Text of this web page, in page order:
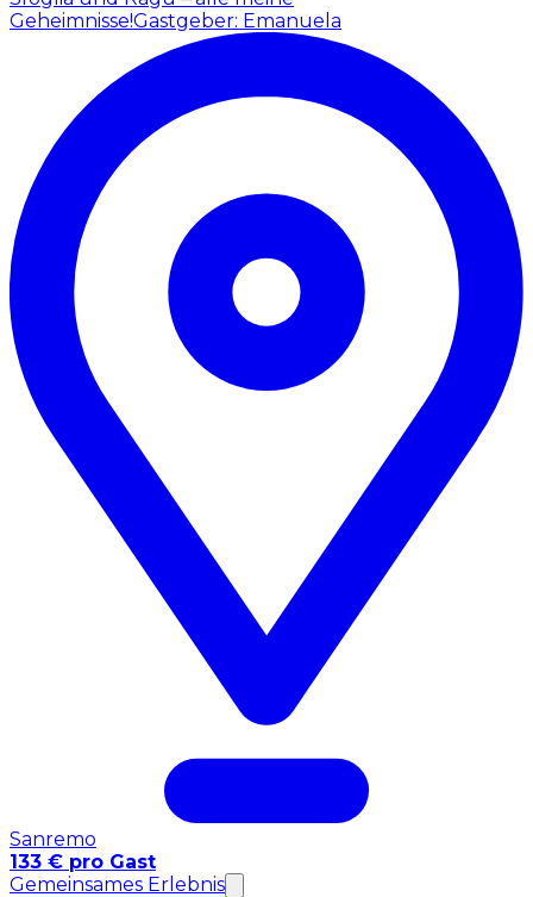
Geheimnisse!Gastgeber: Emanuela
Sanremo
133 € pro Gast
Gemeinsames Erlebnis